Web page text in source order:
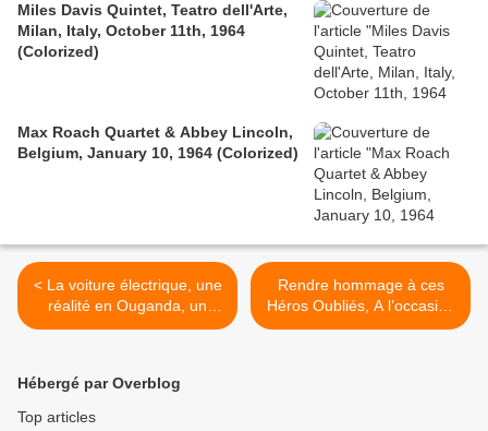
Miles Davis Quintet, Teatro dell'Arte,
Milan, Italy, October 11th, 1964
(Colorized)
Max Roach Quartet & Abbey Lincoln,
Belgium, January 10, 1964 (Colorized)
< La voiture électrique, une
réalité en Ouganda, un
fantasme inutile dans le
Rendre hommage à ces
Héros Oubliés, A l’occasion
de la ‘’4ème Semaine du
Hébergé par Overblog
Top articles